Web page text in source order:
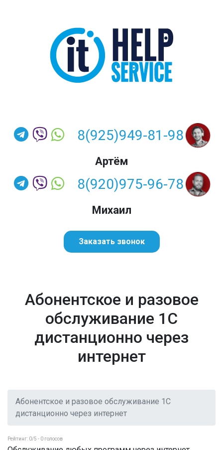
8(925)949-81-98
Артём
8(920)975-96-78
Михаил
Заказать звонок
Абонентское и разовое
обслуживание 1С
дистанционно через
интернет
Абонентское и разовое обслуживание 1С
дистанционно через интернет
Рейтинг: 0/5 - 0 голосов